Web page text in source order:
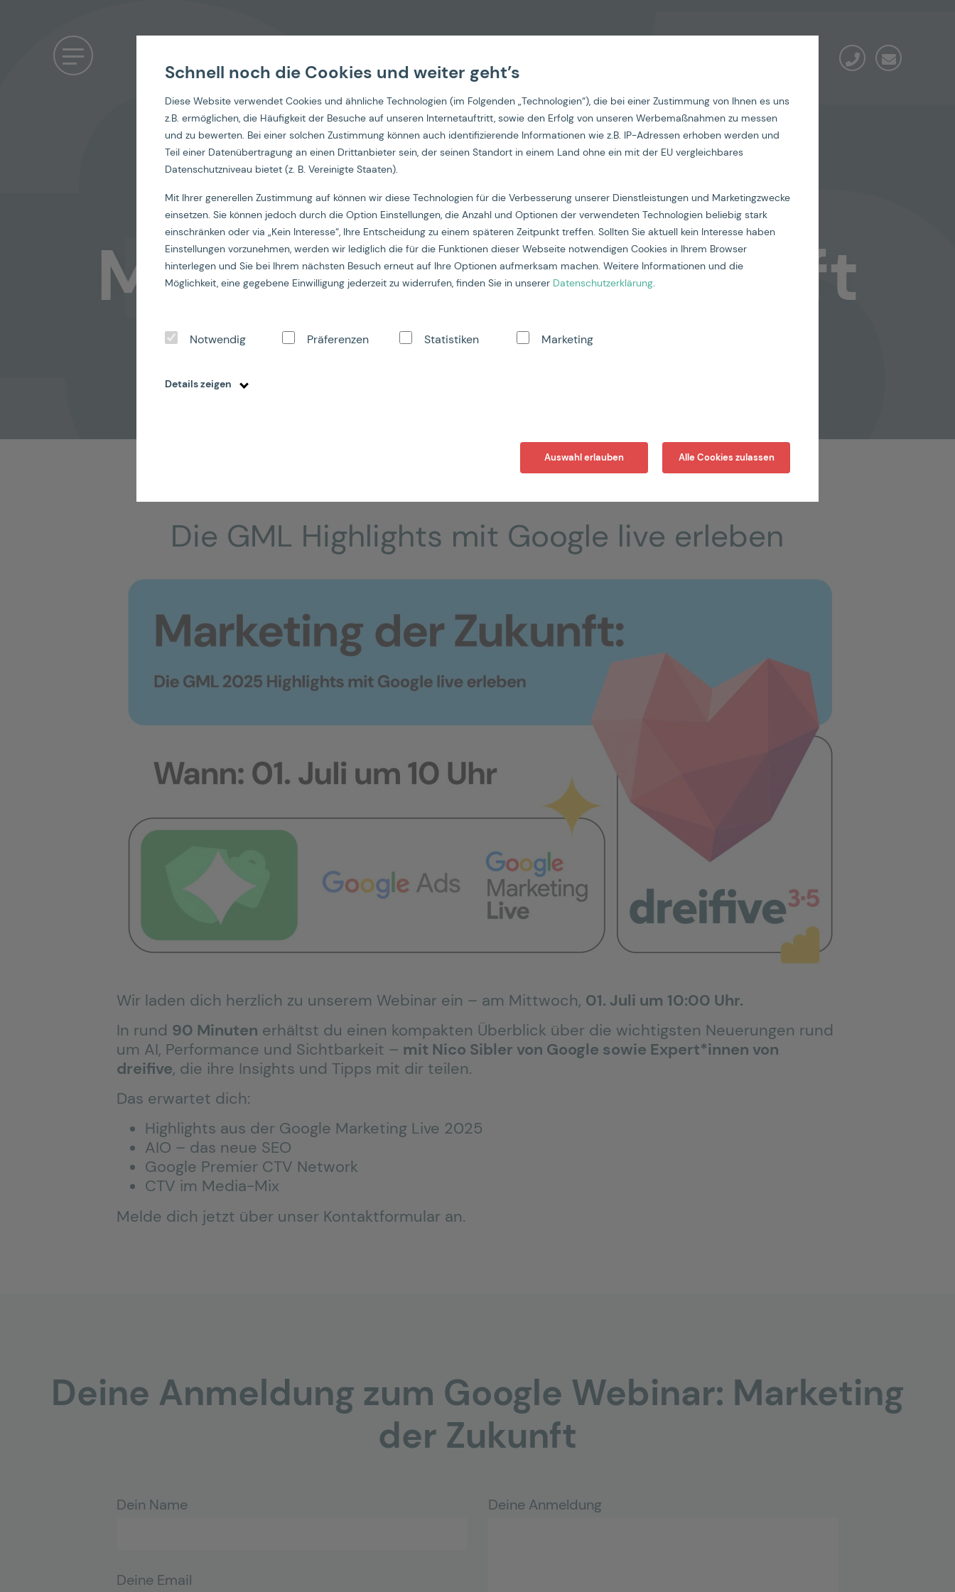
Schnell noch die Cookies und weiter geht’s
Diese Website verwendet Cookies und ähnliche Technologien (im Folgenden „Technologien“), die bei einer Zustimmung von Ihnen es uns
z.B. ermöglichen, die Häufigkeit der Besuche auf unseren Internetauftritt, sowie den Erfolg von unseren Werbemaßnahmen zu messen
und zu bewerten. Bei einer solchen Zustimmung können auch identifizierende Informationen wie z.B. IP-Adressen erhoben werden und
Teil einer Datenübertragung an einen Drittanbieter sein, der seinen Standort in einem Land ohne ein mit der EU vergleichbares
Datenschutzniveau bietet (z. B. Vereinigte Staaten).
Mit Ihrer generellen Zustimmung auf können wir diese Technologien für die Verbesserung unserer Dienstleistungen und Marketingzwecke
einsetzen. Sie können jedoch durch die Option Einstellungen, die Anzahl und Optionen der verwendeten Technologien beliebig stark
einschränken oder via „Kein Interesse“, Ihre Entscheidung zu einem späteren Zeitpunkt treffen. Sollten Sie aktuell kein Interesse haben
Einstellungen vorzunehmen, werden wir lediglich die für die Funktionen dieser Webseite notwendigen Cookies in Ihrem Browser
hinterlegen und Sie bei Ihrem nächsten Besuch erneut auf Ihre Optionen aufmerksam machen. Weitere Informationen und die
Möglichkeit, eine gegebene Einwilligung jederzeit zu widerrufen, finden Sie in unserer Datenschutzerklärung.
Notwendig Präferenzen Statistiken Marketing
Details zeigen
Auswahl erlauben Alle Cookies zulassen
Google Webinar:
Marketing der Zukunft
Die GML Highlights mit Google live erleben
Wir laden dich herzlich zu unserem Webinar ein – am Mittwoch, 01. Juli um 10:00 Uhr.
In rund 90 Minuten erhältst du einen kompakten Überblick über die wichtigsten Neuerungen rund
um AI, Performance und Sichtbarkeit – mit Nico Sibler von Google sowie Expert*innen von
dreifive, die ihre Insights und Tipps mit dir teilen.
Das erwartet dich:
Highlights aus der Google Marketing Live 2025
AIO – das neue SEO
Google Premier CTV Network
CTV im Media-Mix
Melde dich jetzt über unser Kontaktformular an.
Deine Anmeldung zum Google Webinar: Marketing
der Zukunft
Dein Name
Deine Email
Deine Anmeldung